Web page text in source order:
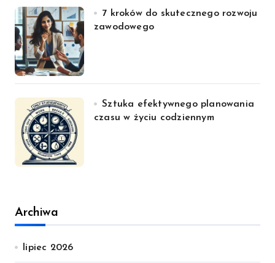
7 kroków do skutecznego rozwoju
zawodowego
Sztuka efektywnego planowania
czasu w życiu codziennym
Archiwa
lipiec 2026